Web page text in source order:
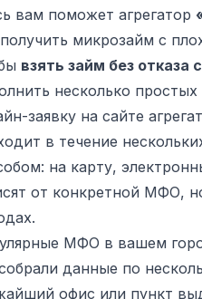
вам поможет агрегатор
микрозайм с
взять займ без отказа
несколько
заявку на сайте
в течение
на карту,
от конкретной МФО,
МФО в вашем
данные по
офис или пункт